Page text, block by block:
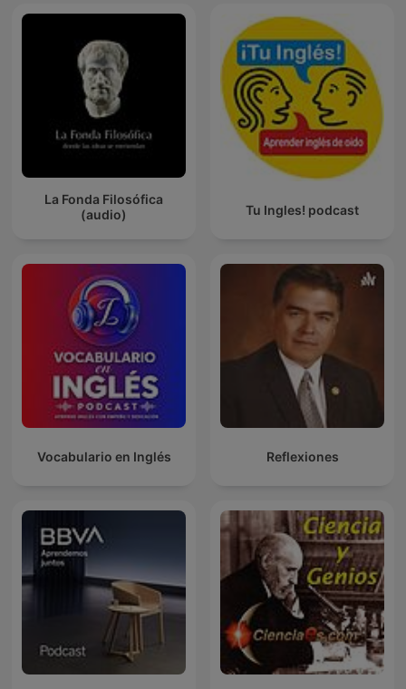
La Fonda Filosófica
(audio)
Tu Ingles! podcast
Vocabulario en Inglés Reflexiones